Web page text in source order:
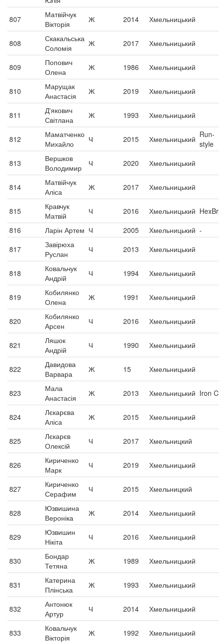
807
Матвійчук
Вікторія
Ж 2014 Хмельницький
808
Скакальська
Соломія
Ж 2017 Хмельницький
809
Попович
Олена
Ж 1986 Хмельницький
810
Марущак
Анастасія
Ж 2019 Хмельницький
811
Д'якович
Світлана
Ж 1993 Хмельницький
812
Маматченко
Михайло
Ч 2015 Хмельницький Run-
style
813
Вершков
Володимир
Ч 2020 Хмельницький
814
Матвійчук
Аліса
Ж 2017 Хмельницький
815
Кравчук
Матвій
Ч 2016 Хмельницький
816
Ларін Артем Ч 2005 Хмельницький -
817
Завірюха
Руслан
Ч 2013 Хмельницький
818
Ковальчук
Андрій
Ч 1994 Хмельницький
819
Кобилянко
Олена
Ж 1991 Хмельницький
820
Кобилянко
Арсен
Ч 2016 Хмельницький
821
Ляшок
Андрій
Ч 1990 Хмельницький
822
Давидова
Варвара
Ж 15 Хмельницький
823
Мала
Анастасія
Ж 2013 Хмельницький Iron
824
Лєкарєва
Аліса
Ж 2015 Хмельницький
825
Лєкарєв
Олексій
Ч 2017 Хмельницкий
826
Кириченко
Марк
Ч 2019 Хмельницький
827
Кириченко
Серафим
Ч 2015 Хмельницкий
828
Юзвишина
Вероніка
Ж 2014 Хмельницький
829
Юзвишин
Нікіта
Ч 2016 Хмельницький
830
Бондар
Тетяна
Ж 1989 Хмельницький
831
Катерина
Плінська
Ж 1993 Хмельницький
832
Антонюк
Артур
Ч 2014 Хмельницький
833
Ковальчук
Вікторія
Ж 1992 Хмельницький